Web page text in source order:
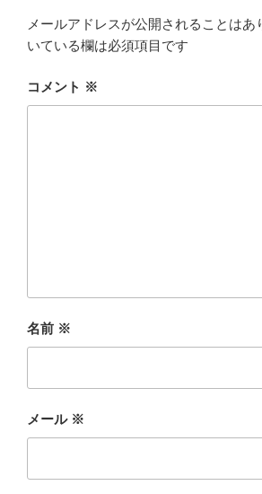
メールアドレスが公開されることはあ
いている欄は必須項目です
コメント ※
名前 ※
メール ※